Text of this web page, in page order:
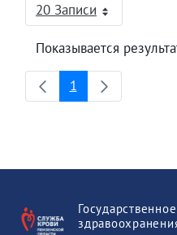
20 ЗаписиНа страницу
Показывается
Страница
1